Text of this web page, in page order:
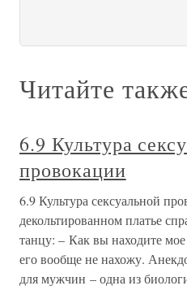
Читайте
6.9 Культура
провокации
6.9 Культура сексуальной
декольтированном платье
танцу: – Как вы находите
его вообще не нахожу.
для мужчин – одна из